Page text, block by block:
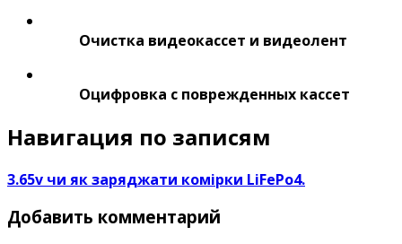
Очистка видеокассет и видеолент
Оцифровка с поврежденных кассет
Навигация по записям
3.65v чи як заряджати комірки LiFePo4.
Добавить комментарий